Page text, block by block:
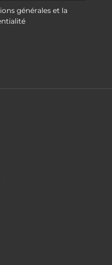
générales et la